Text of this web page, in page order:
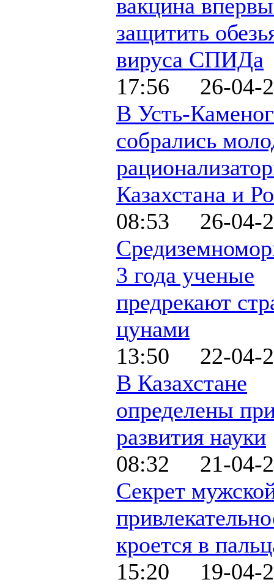
вакцина
защитить
вируса СПИДа
17:56 26-04-
В Усть-
собрались
Казахстана и
08:53 26-04-
3 года ученые
предрекают
цунами
13:50 22-04-
В Казахстане
определены
развития науки
08:32 21-04-
Секрет
кроется в
15:20 19-04-